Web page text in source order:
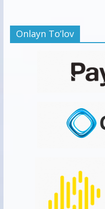
Onlayn To’lov